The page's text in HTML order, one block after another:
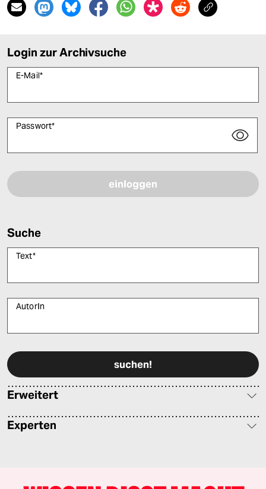
Login zur Archivsuche
E-Mail*
Passwort*
Suche
Text*
AutorIn
Erweitert
Experten